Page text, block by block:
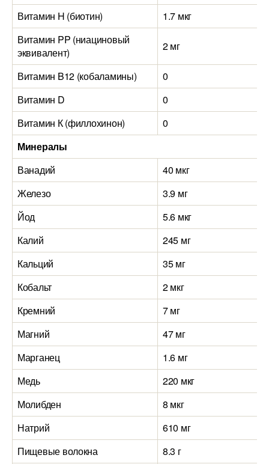
Витамин H (биотин)
1.7 мкг
Витамин PP (ниациновый
эквивалент)
2 мг
Витамин B12 (кобаламины)
0
Витамин D
0
Витамин К (филлохинон)
0
Минералы
Ванадий
40 мкг
Железо
3.9 мг
Йод
5.6 мкг
Калий
245 мг
Кальций
35 мг
Кобальт
2 мкг
Кремний
7 мг
Магний
47 мг
Марганец
1.6 мг
Медь
220 мкг
Молибден
8 мкг
Натрий
610 мг
Пищевые волокна
8.3 г